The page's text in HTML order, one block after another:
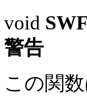
void
警告
この関数